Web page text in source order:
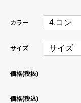
カラー
サイズ
価格(税抜)
価格(税込)